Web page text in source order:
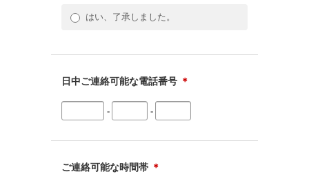
はい、了承しました。
日中ご連絡可能な電話番号 ＊
- -
ご連絡可能な時間帯 ＊